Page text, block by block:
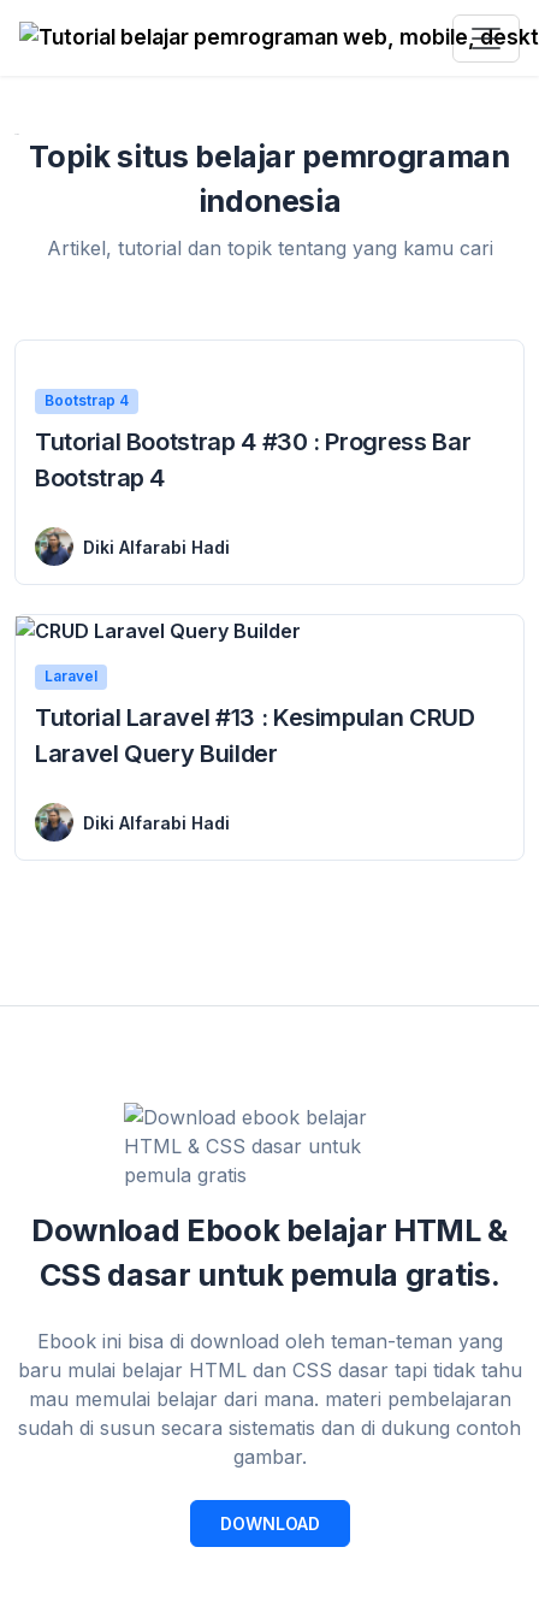
Topik situs belajar pemrograman
indonesia
Artikel, tutorial dan topik tentang yang kamu cari
Bootstrap 4
Tutorial Bootstrap 4 #30 : Progress Bar
Bootstrap 4
Diki Alfarabi Hadi
Laravel
Tutorial Laravel #13 : Kesimpulan CRUD
Laravel Query Builder
Diki Alfarabi Hadi
Download Ebook belajar HTML &
CSS dasar untuk pemula gratis.
Ebook ini bisa di download oleh teman-teman yang
baru mulai belajar HTML dan CSS dasar tapi tidak tahu
mau memulai belajar dari mana. materi pembelajaran
sudah di susun secara sistematis dan di dukung contoh
gambar.
DOWNLOAD